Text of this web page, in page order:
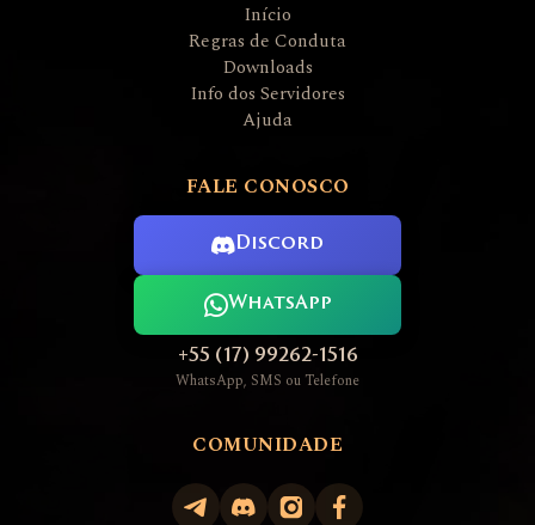
Início
Regras de Conduta
Downloads
Info dos Servidores
Ajuda
FALE CONOSCO
Discord
WhatsApp
+55 (17) 99262-1516
WhatsApp, SMS ou Telefone
COMUNIDADE